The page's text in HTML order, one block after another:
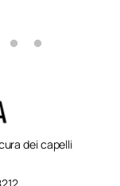
dei capelli